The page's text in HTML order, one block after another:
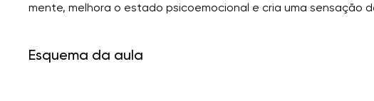
mente, melhora o estado psicoemocional e cria uma sensação
Esquema da aula